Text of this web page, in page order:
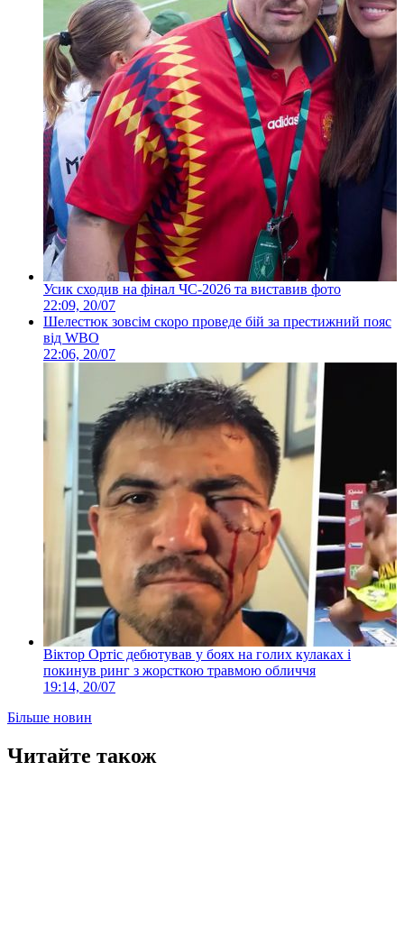
Усик сходив на фінал ЧС-2026 та виставив фото
22:09, 20/07
Шелестюк зовсім скоро проведе бій за престижний пояс
від WBO
22:06, 20/07
Віктор Ортіс дебютував у боях на голих кулаках і
покинув ринг з жорсткою травмою обличчя
19:14, 20/07
Більше новин
Читайте також